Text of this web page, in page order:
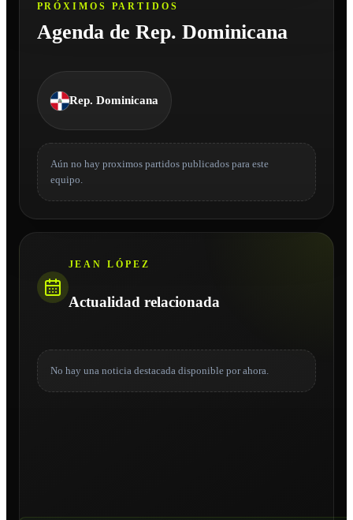
PRÓXIMOS PARTIDOS
Agenda de Rep. Dominicana
Rep. Dominicana
Aún no hay proximos partidos publicados para este
equipo.
JEAN LÓPEZ
Actualidad relacionada
No hay una noticia destacada disponible por ahora.